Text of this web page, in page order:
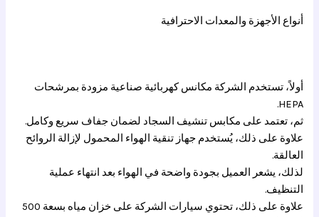
أنواع الأجهزة والمعدات الاحترافية
أولاً، تستخدم الشركة مكانس كهربائية صناعية مزودة بمرشحات
HEPA.
ثم، تعتمد على مكابس تنشيف السجاد لضمان جفاف سريع وكامل.
علاوة على ذلك، يُستخدم جهاز تنقية الهواء المحمول لإزالة الروائح
العالقة.
لذلك، يشعر العميل بجودة واضحة في الهواء بعد انتهاء عملية
التنظيف.
علاوة على ذلك، تحتوي سيارات الشركة على خزان مياه بسعة 500